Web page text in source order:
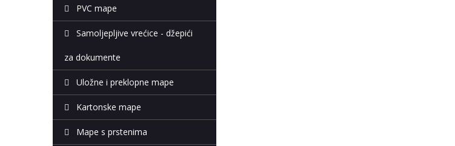
PVC mape
Samoljepljive vrećice - džepići
za dokumente
Uložne i preklopne mape
Kartonske mape
Mape s prstenima